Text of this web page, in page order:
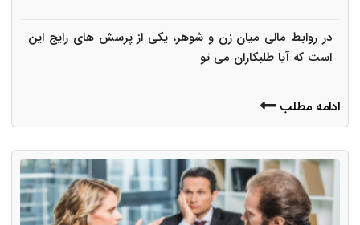
در روابط مالی میان زن و شوهر، یکی از پرسش های رایج این
است که آیا طلبکاران می تو
ادامه مطلب